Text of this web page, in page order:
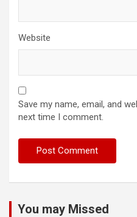
Website
Save my name, email, and
next time I comment.
You may Missed